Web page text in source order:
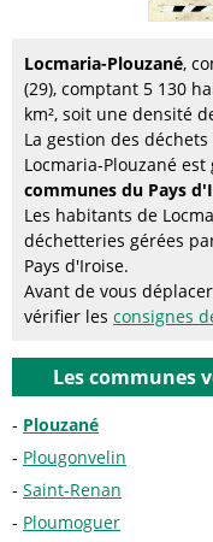
Locmaria-Plouzané,
(29), comptant 5 130
km², soit une densité
La gestion des
Locmaria-Plouzané est
communes du Pays
Les habitants de
déchetteries gérées
Pays d'Iroise.
Avant de vous
vérifier les consignes
Les communes
Plouzané
Plougonvelin
Saint-Renan
Ploumoguer